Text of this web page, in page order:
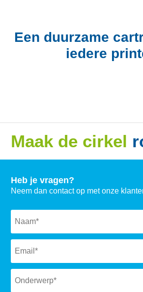
Een duurzame
iedere
Maak de cirkel
Heb je vragen?
Neem dan contact op met onze
Naam *
Email *
Subject *